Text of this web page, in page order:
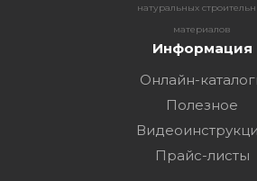
натуральных
материалов
Информация
Онлайн-
Полезное
Прайс-листы